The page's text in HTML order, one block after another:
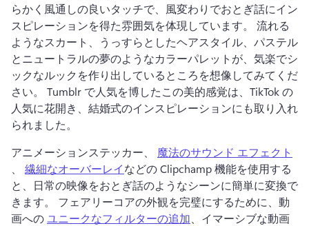
らかく風通しの良いタッチで、風変わりでおとぎ話にイン
スピレーションを得た雰囲気を体現しています。 流れる
ようなスカート、うっすらとしたヘアスタイル、パステル
とニュートラルの夢のようなカラーパレットが、気楽でシ
ックなルックを作り出しているところを想像してみてくだ
さい。 Tumblr で人気を博したこの美的感覚は、TikTok の
人気に花開き、結婚式のインスピレーションにも取り入れ
られました。
アニメーションステッカー、 魔法のサウンド エフェクト
繊細なオーバーレイなどの Clipchamp 機能を使用する
と、日常の映像をおとぎ話のようなシーンに簡単に変換で
きます。 フェアリーコアの外観を完璧にするために、動
画への ユニークなフィルターの追加 、イマーシブな動画